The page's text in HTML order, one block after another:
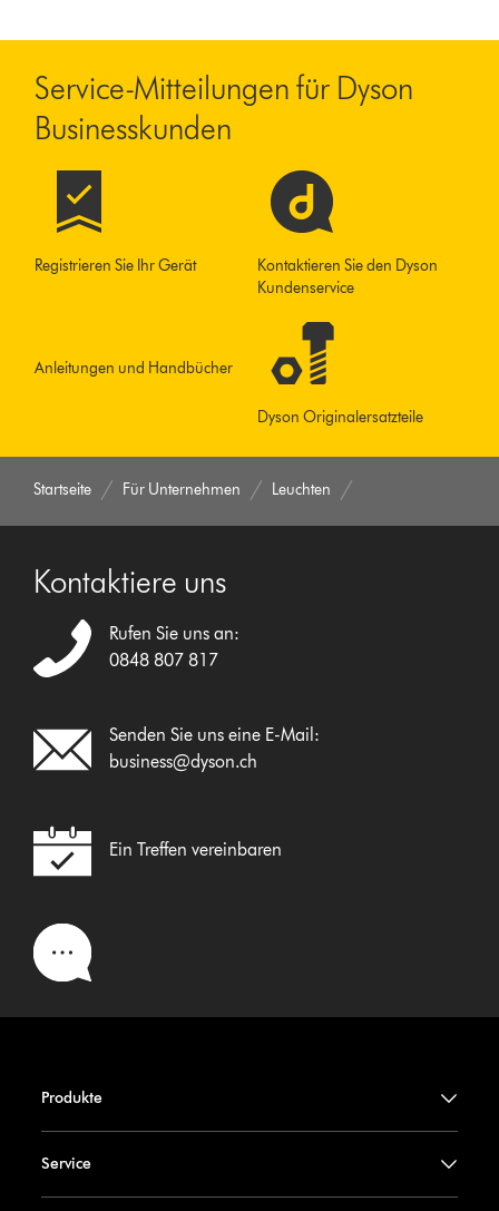
Service-Mitteilungen für Dyson
Businesskunden
Registrieren Sie Ihr Gerät
Kontaktieren Sie den Dyson
Kundenservice
Anleitungen und Handbücher
Dyson Originalersatzteile
Startseite Für Unternehmen Leuchten
Kontaktiere uns
Rufen Sie uns an:
0848 807 817
Senden Sie uns eine E-Mail:
business@dyson.ch
Ein Treffen vereinbaren
Produkte
Service